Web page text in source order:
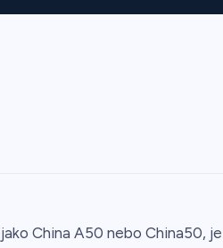
China A50 nebo China50,